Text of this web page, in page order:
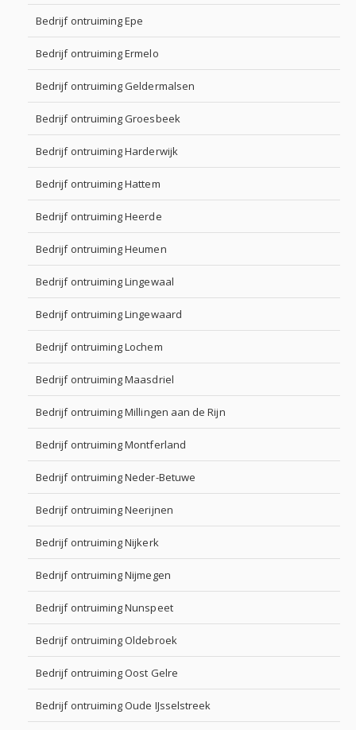
Bedrijf ontruiming Epe
Bedrijf ontruiming Ermelo
Bedrijf ontruiming Geldermalsen
Bedrijf ontruiming Groesbeek
Bedrijf ontruiming Harderwijk
Bedrijf ontruiming Hattem
Bedrijf ontruiming Heerde
Bedrijf ontruiming Heumen
Bedrijf ontruiming Lingewaal
Bedrijf ontruiming Lingewaard
Bedrijf ontruiming Lochem
Bedrijf ontruiming Maasdriel
Bedrijf ontruiming Millingen aan de Rijn
Bedrijf ontruiming Montferland
Bedrijf ontruiming Neder-Betuwe
Bedrijf ontruiming Neerijnen
Bedrijf ontruiming Nijkerk
Bedrijf ontruiming Nijmegen
Bedrijf ontruiming Nunspeet
Bedrijf ontruiming Oldebroek
Bedrijf ontruiming Oost Gelre
Bedrijf ontruiming Oude IJsselstreek